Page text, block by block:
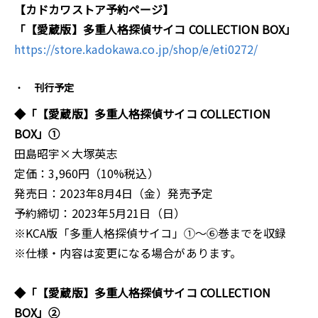
【カドカワストア予約ページ】
「【愛蔵版】多重人格探偵サイコ COLLECTION BOX」
https://store.kadokawa.co.jp/shop/e/eti0272/
刊行予定
◆「【愛蔵版】多重人格探偵サイコ COLLECTION
BOX」①
田島昭宇×大塚英志
定価：3,960円（10%税込）
発売日：2023年8月4日（金）発売予定
予約締切：2023年5月21日（日）
※KCA版「多重人格探偵サイコ」①～⑥巻までを収録
※仕様・内容は変更になる場合があります。
◆「【愛蔵版】多重人格探偵サイコ COLLECTION
BOX」②